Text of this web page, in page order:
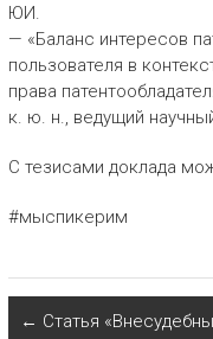
ЮИ.
— «Баланс интересов
пользователя в
права
к. ю. н., ведущий
С тезисами доклада
#мыспикерим
← Статья